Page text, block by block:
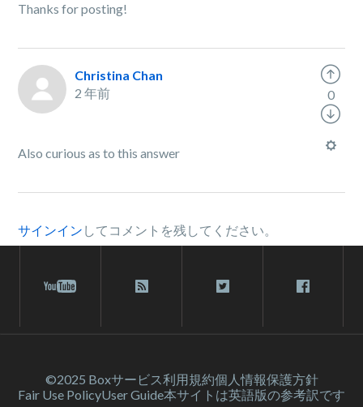
Thanks for posting!
Christina Chan
2 年前
Also curious as to this answer
0
サインイン してコメントを残してください。
©2025 Boxサービス利⽤規約個人情報保護方針
Fair Use PolicyUser Guide本サイトは英語版の参考訳です